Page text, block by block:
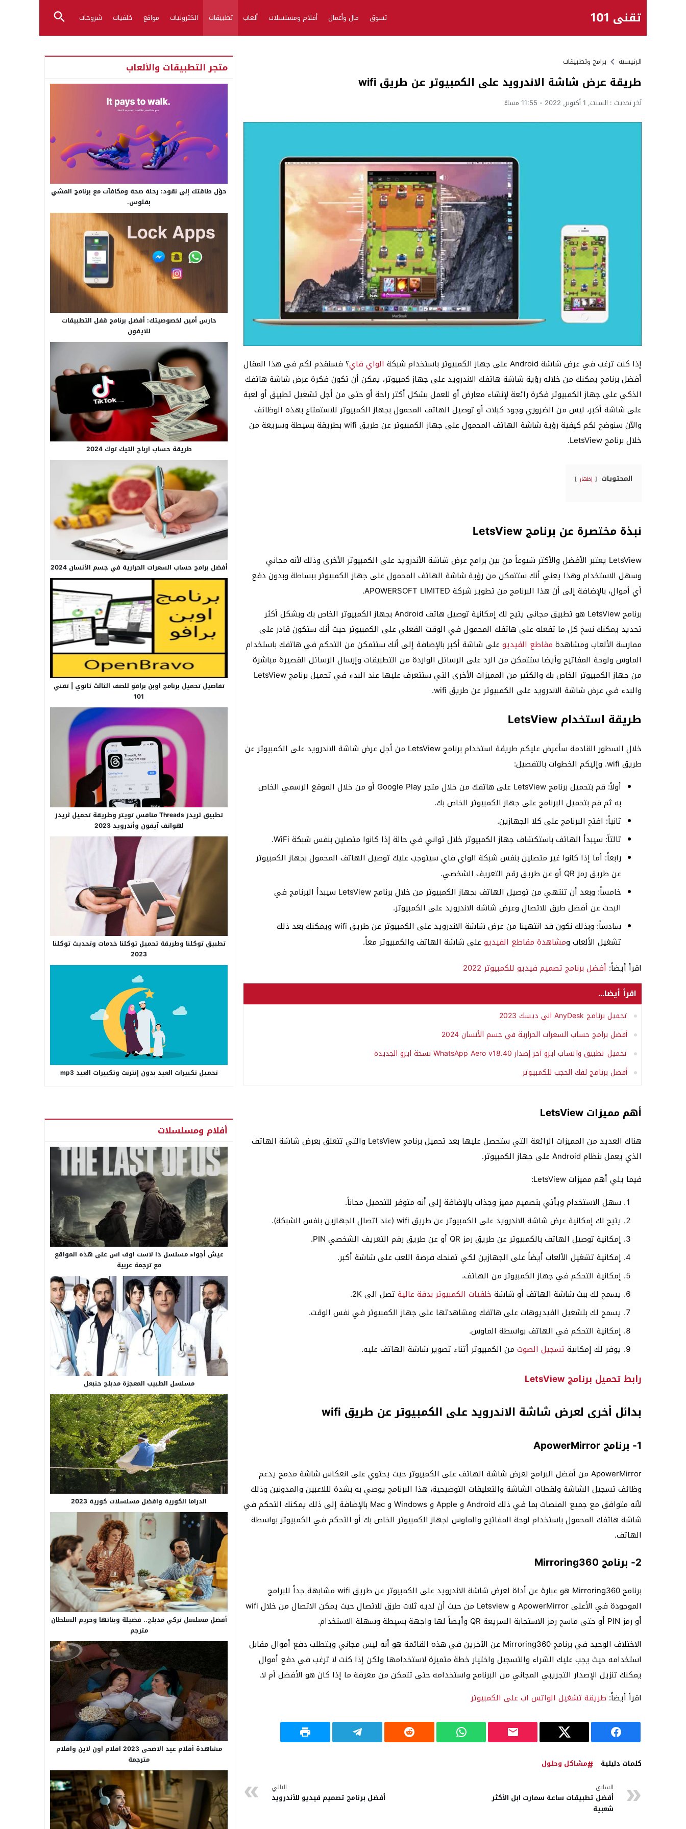
تقني 101 تسوق مال وأعمال أفلام ومسلسلات ألعاب تطبيقات الكترونيات مواقع خلفيات شروحات
الرئيسية برامج وتطبيقات
طريقة عرض شاشة الاندرويد على الكمبيوتر عن طريق wifi
آخر تحديث : السبت, 1 أكتوبر, 2022 - 11:55 مساءً
إذا كنت ترغب في عرض شاشة Android على جهاز الكمبيوتر باستخدام شبكة الواي فاي؟ فسنقدم لكم في هذا المقال
أفضل برنامج يمكنك من خلاله رؤية شاشة هاتفك الاندرويد على جهاز كمبيوتر، يمكن أن تكون فكرة عرض شاشة هاتفك
الذكي على جهاز الكمبيوتر فكرة رائعة لإنشاء معارض أو للعمل بشكل أكثر راحة أو حتى من أجل تشغيل تطبيق أو لعبة
على شاشة أكبر، ليس من الضروري وجود كبلات أو توصيل الهاتف المحمول بجهاز الكمبيوتر للاستمتاع بهذه الوظائف
والآن سنوضح لكم كيفية رؤية شاشة الهاتف المحمول على جهاز الكمبيوتر عن طريق wifi بطريقة بسيطة وسريعة من
خلال برنامج LetsView.
المحتويات إظهار
نبذة مختصرة عن برنامج LetsView
LetsView يعتبر الأفضل والأكثر شيوعاً من بين برامج عرض شاشة الأندرويد على الكمبيوتر الأخرى وذلك لأنه مجاني
وسهل الاستخدام وهذا يعني أنك ستتمكن من رؤية شاشة الهاتف المحمول على جهاز الكمبيوتر ببساطة وبدون دفع
أي أموال، بالإضافة إلى أن هذا البرنامج من تطوير شركة APOWERSOFT LIMITED.
برنامج LetsView هو تطبيق مجاني يتيح لك إمكانية توصيل هاتف Android بجهاز الكمبيوتر الخاص بك وبشكل أكثر
تحديد يمكنك نسخ كل ما تفعله على هاتفك المحمول في الوقت الفعلي على الكمبيوتر حيث أنك ستكون قادر على
ممارسة الألعاب ومشاهدة مقاطع الفيديو على شاشة أكبر بالإضافة إلى أنك ستتمكن من التحكم في هاتفك باستخدام
الماوس ولوحة المفاتيح وأيضا ستتمكن من الرد على الرسائل الواردة من التطبيقات وإرسال الرسائل القصيرة مباشرة
من جهاز الكمبيوتر الخاص بك والكثير من المميزات الأخرى التي ستتعرف عليها عند البدء في تحميل برنامج LetsView
والبدء في عرض شاشة الاندرويد على الكمبيوتر عن طريق wifi.
طريقة استخدام LetsView
خلال السطور القادمة سأعرض عليكم طريقة استخدام برنامج LetsView من أجل عرض شاشة الاندرويد على الكمبيوتر عن
طريق wifi. وإليكم الخطوات بالتفصيل:
أولاً: قم بتحميل برنامج LetsView على هاتفك من خلال متجر Google Play أو من خلال الموقع الرسمي الخاص
به ثم قم بتحميل البرنامج على جهاز الكمبيوتر الخاص بك.
ثانياً: افتح البرنامج على كلا الجهازين.
ثالثاً: سيبدأ الهاتف باستكشاف جهاز الكمبيوتر خلال ثواني في حالة إذا كانوا متصلين بنفس شبكة WiFi.
رابعاً: أما إذا كانوا غير متصلين بنفس شبكة الواي فاي سيتوجب عليك توصيل الهاتف المحمول بجهاز الكمبيوتر
عن طريق رمز QR أو عن طريق رقم التعريف الشخصي.
خامساً: وبعد أن تنتهي من توصيل الهاتف بجهاز الكمبيوتر من خلال برنامج LetsView سيبدأ البرنامج في
البحث عن أفضل طرق للاتصال وعرض شاشة الاندرويد على الكمبيوتر.
سادساً: وبذلك نكون قد انتهينا من عرض شاشة الاندرويد على الكمبيوتر عن طريق wifi ويمكنك بعد ذلك
تشغيل الألعاب ومشاهدة مقاطع الفيديو على شاشة الهاتف والكمبيوتر معاً.
اقرأ أيضاً: أفضل برنامج تصميم فيديو للكمبيوتر 2022
اقرأ أيضا...
تحميل برنامج AnyDesk اني ديسك 2023
أفضل برامج حساب السعرات الحرارية في جسم الأنسان 2024
تحميل تطبيق واتساب ايرو آخر إصدار WhatsApp Aero v18.40 نسخة ايرو الجديدة
أفضل برنامج لفك الحجب للكمبيوتر
أهم مميزات LetsView
هناك العديد من المميزات الرائعة التي ستحصل عليها بعد تحميل برنامج LetsView والتي تتعلق بعرض شاشة الهاتف
الذي يعمل بنظام Android على جهاز الكمبيوتر.
فيما يلي أهم مميزات LetsView:
سهل الاستخدام ويأتي بتصميم مميز وجذاب بالإضافة إلى أنه متوفر للتحميل مجاناً.
يتيح لك إمكانية عرض شاشة الاندرويد على الكمبيوتر عن طريق wifi (عند اتصال الجهازين بنفس الشبكة).
إمكانية توصيل الهاتف بالكمبيوتر عن طريق رمز QR أو عن طريق رقم التعريف الشخصي PIN.
إمكانية تشغيل الألعاب أيضاً على الجهازين لكي تمنحك فرصة اللعب على شاشة أكبر.
إمكانية التحكم في جهاز الكمبيوتر من الهاتف.
يسمح لك ببث شاشة الهاتف أو شاشة خلفيات الكمبيوتر بدقة عالية تصل الى 2K.
يسمح لك بتشغيل الفيديوهات على هاتفك ومشاهدتها على جهاز الكمبيوتر في نفس الوقت.
إمكانية التحكم في الهاتف بواسطة الماوس.
يوفر لك إمكانية تسجيل الصوت من الكمبيوتر أثناء تصوير شاشة الهاتف عليه.
رابط تحميل برنامج LetsView
بدائل أخرى لعرض شاشة الاندرويد على الكمبيوتر عن طريق wifi
1- برنامج ApowerMirror
ApowerMirror من أفضل البرامج لعرض شاشة الهاتف على الكمبيوتر حيث يحتوي على انعكاس شاشة مدمج يدعم
وظائف تسجيل الشاشة ولقطات الشاشة والتعليقات التوضيحية، هذا البرنامج يوصي به بشدة لللاعبين والمدونين وذلك
لأنه متوافق مع جميع المنصات بما في ذلك Android و Apple و Windows و Mac بالإضافة إلى ذلك يمكنك التحكم في
شاشة هاتفك المحمول باستخدام لوحة المفاتيح والماوس لجهاز الكمبيوتر الخاص بك أو التحكم في الكمبيوتر بواسطة
الهاتف.
2- برنامج Mirroring360
برنامج Mirroring360 هو عبارة عن أداة لعرض شاشة الاندرويد على الكمبيوتر عن طريق wifi مشابهة جداً للبرامج
الموجودة في الأعلى ApowerMirror و Letsview من حيث أن لديه ثلاث طرق للاتصال حيث يمكن الاتصال من خلال wifi
أو رمز PIN أو حتى ماسح رمز الاستجابة السريعة QR وأيضاً لها واجهة بسيطة وسهلة الاستخدام.
الاختلاف الوحيد في برنامج Mirroring360 عن الآخرين في هذه القائمة هو أنه ليس مجاني ويتطلب دفع أموال مقابل
استخدامه حيث يجب عليك الشراء والتسجيل واختيار خطة متميزة لاستخدامها ولكن إذا كنت لا ترغب في دفع أموال
يمكنك تنزيل الإصدار التجريبي المجاني من البرنامج واستخدامه حتى تتمكن من معرفة ما إذا كان هو الأفضل أم لا.
اقرأ أيضاً: طريقة تشغيل الواتس اب على الكمبيوتر
كلمات دليلية مشاكل وحلول
السابق
أفضل تطبيقات ساعة سمارت ابل الأكثر
شعبية
التالي
أفضل برنامج تصميم فيديو للأندرويد
متجر التطبيقات والألعاب
حوّل طاقتك إلى نقود: رحلة صحة ومكافآت مع برنامج المشي
بفلوس.
حارس أمين لخصوصيتك: أفضل برنامج قفل التطبيقات
للايفون
طريقة حساب ارباح التيك توك 2024
أفضل برامج حساب السعرات الحرارية في جسم الأنسان 2024
تفاصيل تحميل برنامج اوبن برافو للصف الثالث ثانوي | تقني
101
تطبيق ثريدز Threads منافس تويتر وطريقة تحميل ثريدز
لهواتف آيفون وأندرويد 2023
تطبيق توكلنا وطريقة تحميل توكلنا خدمات وتحديث توكلنا
2023
تحميل تكبيرات العيد بدون إنترنت وتكبيرات العيد mp3
أفلام ومسلسلات
عيش أجواء مسلسل ذا لاست اوف اس على هذه المواقع
مع ترجمة عربية
مسلسل الطبيب المعجزة مدبلج حنبعل
الدراما الكورية وافضل مسلسلات كورية 2023
أفضل مسلسل تركي مدبلج.. فضيلة وبناتها وحريم السلطان
مترجم
مشاهدة أفلام عيد الاضحى 2023 افلام اون لاين وافلام
مترجمة